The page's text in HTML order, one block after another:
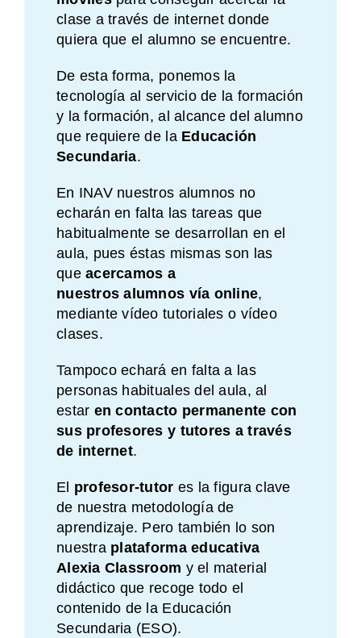
clase a través de internet donde
quiera que el alumno se encuentre.
De esta forma, ponemos la
tecnología al servicio de la formación
y la formación, al alcance del alumno
que requiere de la Educación
Secundaria.
En INAV nuestros alumnos no
echarán en falta las tareas que
habitualmente se desarrollan en el
aula, pues éstas mismas son las
queacercamos a
nuestros alumnos vía online,
mediante vídeo tutoriales o vídeo
clases.
Tampoco echará en falta a las
personas habituales del aula, al
estar en contacto permanente con
sus profesores y tutores a través
de internet.
El profesor-tutor es la figura clave
de nuestra metodología de
aprendizaje. Pero también lo son
nuestraplataforma educativa
Alexia Classroom y el material
didáctico que recoge todo el
contenido de la Educación
Secundaria (ESO).